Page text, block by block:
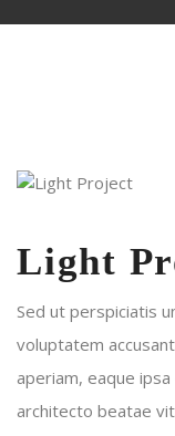
Light
Sed ut perspiciatis
voluptatem
aperiam, eaque
architecto beatae